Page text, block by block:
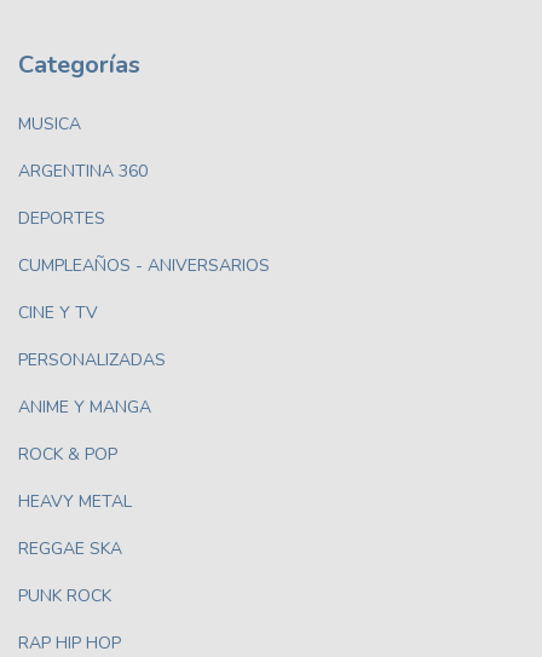
Categorías
MUSICA
ARGENTINA 360
DEPORTES
CUMPLEAÑOS - ANIVERSARIOS
CINE Y TV
PERSONALIZADAS
ANIME Y MANGA
ROCK & POP
HEAVY METAL
REGGAE SKA
PUNK ROCK
RAP HIP HOP